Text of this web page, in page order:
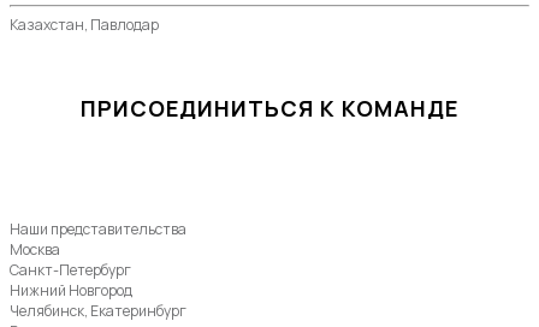
Казахстан, Павлодар
ПРИСОЕДИНИТЬСЯ К КОМАНДЕ
Наши представительства
Москва
Санкт-Петербург
Нижний Новгород
Челябинск, Екатеринбург